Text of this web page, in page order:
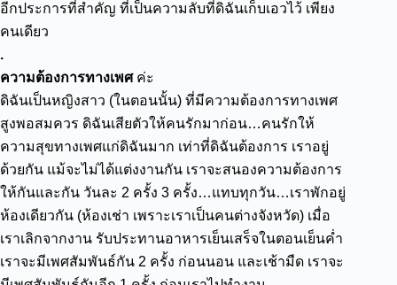
อีกประการที่สำคัญ ที่เป็นความลับที่ดิฉันเก็บเอวไว้ เพียง
คนเดียว
.
ความต้องการทางเพศค่ะ
ดิฉันเป็นหญิงสาว (ในตอนนั้น) ที่มีความต้องการทางเพศ
สูงพอสมควร ดิฉันเสียตัวให้คนรักมาก่อน…คนรักให้
ความสุขทางเพศแก่ดิฉันมาก เท่าที่ดิฉันต้องการ เราอยู่
ด้วยกัน แม้จะไม่ได้แต่งงานกัน เราจะสนองความต้องการ
ให้กันและกัน วันละ 2 ครั้ง 3 ครั้ง…แทบทุกวัน…เราพักอยู่
ห้องเดียวกัน (ห้องเช่า เพราะเราเป็นคนต่างจังหวัด) เมื่อ
เราเลิกจากงาน รับประทานอาหารเย็นเสร็จในตอนเย็นค่ำ
เราจะมีเพศสัมพันธ์กัน 2 ครั้ง ก่อนนอน และเช้ามืด เราจะ